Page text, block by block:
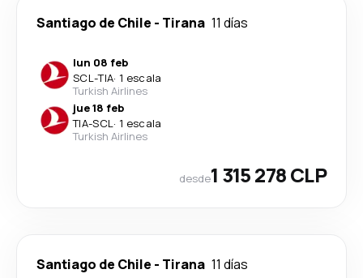
Santiago de Chile - Tirana 11 días
lun 08 feb
SCL-TIA· 1 escala
Turkish Airlines
jue 18 feb
TIA-SCL· 1 escala
Turkish Airlines
desde1 315 278 CLP
Santiago de Chile - Tirana 11 días